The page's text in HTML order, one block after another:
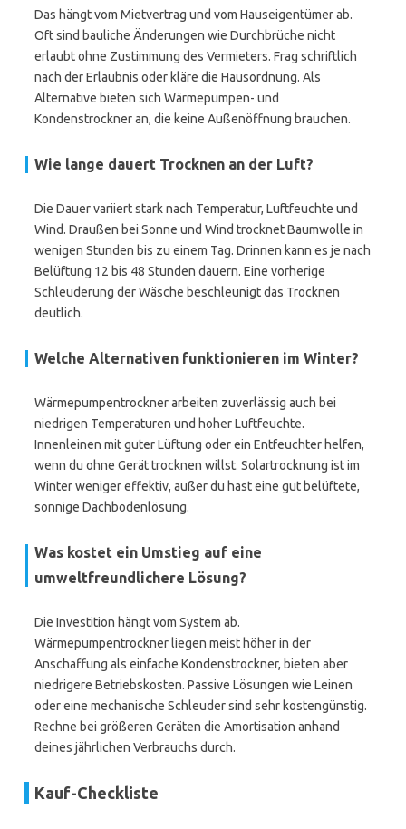
Das hängt vom Mietvertrag und vom Hauseigentümer ab.
Oft sind bauliche Änderungen wie Durchbrüche nicht
erlaubt ohne Zustimmung des Vermieters. Frag schriftlich
nach der Erlaubnis oder kläre die Hausordnung. Als
Alternative bieten sich Wärmepumpen- und
Kondenstrockner an, die keine Außenöffnung brauchen.
Wie lange dauert Trocknen an der Luft?
Die Dauer variiert stark nach Temperatur, Luftfeuchte und
Wind. Draußen bei Sonne und Wind trocknet Baumwolle in
wenigen Stunden bis zu einem Tag. Drinnen kann es je nach
Belüftung 12 bis 48 Stunden dauern. Eine vorherige
Schleuderung der Wäsche beschleunigt das Trocknen
deutlich.
Welche Alternativen funktionieren im Winter?
Wärmepumpentrockner arbeiten zuverlässig auch bei
niedrigen Temperaturen und hoher Luftfeuchte.
Innenleinen mit guter Lüftung oder ein Entfeuchter helfen,
wenn du ohne Gerät trocknen willst. Solartrocknung ist im
Winter weniger effektiv, außer du hast eine gut belüftete,
sonnige Dachbodenlösung.
Was kostet ein Umstieg auf eine
umweltfreundlichere Lösung?
Die Investition hängt vom System ab.
Wärmepumpentrockner liegen meist höher in der
Anschaffung als einfache Kondenstrockner, bieten aber
niedrigere Betriebskosten. Passive Lösungen wie Leinen
oder eine mechanische Schleuder sind sehr kostengünstig.
Rechne bei größeren Geräten die Amortisation anhand
deines jährlichen Verbrauchs durch.
Kauf-Checkliste